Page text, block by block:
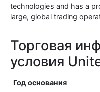
technologies and has a
large, global trading
Торговая
условия
Год основания